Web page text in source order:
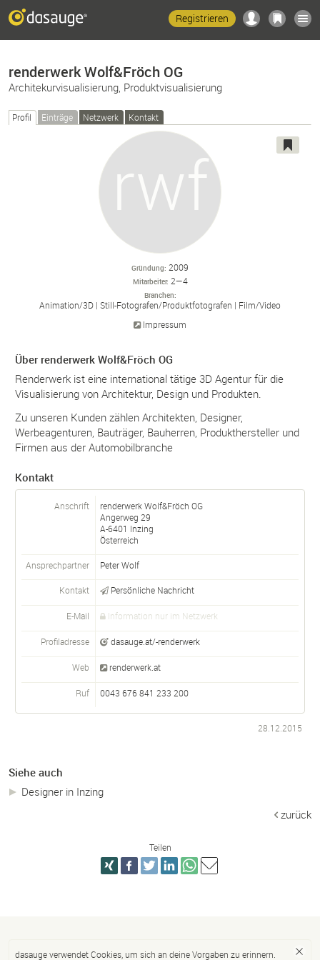
Registrieren
renderwerk Wolf&Fröch OG
Architekurvisualisierung, Produktvisualisierung
Profil Einträge Netzwerk Kontakt
Gründung 2009
Mitarbeiter 2—4
Branchen
Animation/3D Still-Fotografen/Produktfotografen Film/Video
Impressum
Über renderwerk Wolf&Fröch OG
Renderwerk ist eine international tätige 3D Agentur für die
Visualisierung von Architektur, Design und Produkten.
Zu unseren Kunden zählen Architekten, Designer,
Werbeagenturen, Bauträger, Bauherren, Produkthersteller und
Firmen aus der Automobilbranche
Kontakt
Anschrift
renderwerk Wolf&Fröch OG
Angerweg 29
A-6401 Inzing
Österreich
Ansprechpartner Peter Wolf
Kontakt Persönliche Nachricht
E-Mail Information nur im Netzwerk
Profiladresse dasauge.at/-renderwerk
Web renderwerk.at
Ruf 0043 676 841 233 200
28.12.2015
Siehe auch
Designer in Inzing
zurück
Teilen
dasauge verwendet Cookies, um sich an deine Vorgaben zu erinnern.